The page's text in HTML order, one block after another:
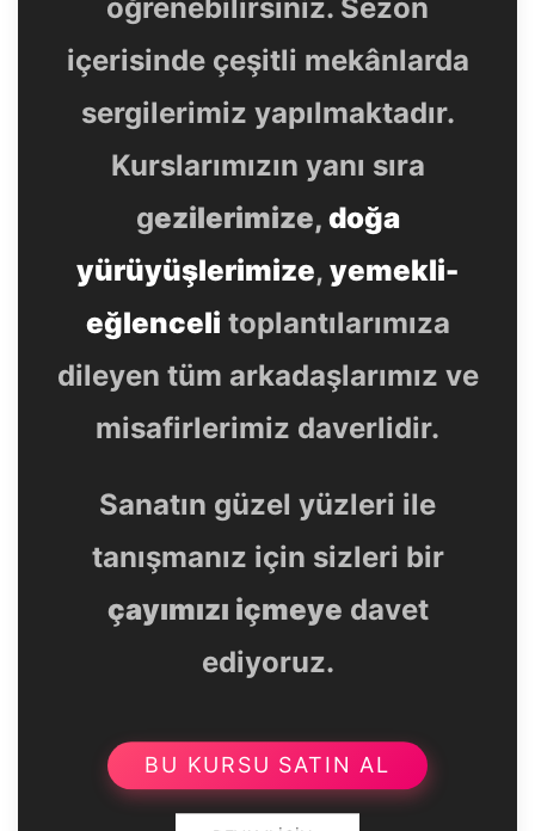
öğrenebilirsiniz. Sezon
içerisinde çeşitli mekânlarda
sergilerimiz yapılmaktadır.
Kurslarımızın yanı sıra
gezilerimize, doğa
yürüyüşlerimize, yemekli-
eğlenceli toplantılarımıza
dileyen tüm arkadaşlarımız ve
misafirlerimiz daverlidir.
Sanatın güzel yüzleri ile
tanışmanız için sizleri bir
çayımızı içmeye davet
ediyoruz.
BU KURSU SATIN AL